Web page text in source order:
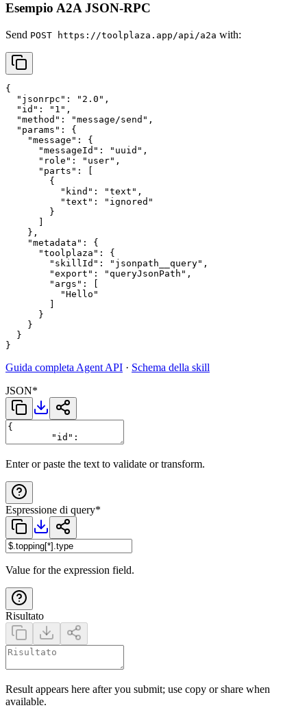
Esempio A2A JSON-RPC
Send POST https://toolplaza.app/api/a2a with:
{
  "jsonrpc": "2.0",
  "id": "1",
  "method": "message/send",
  "params": {
    "message": {
      "messageId": "uuid",
      "role": "user",
      "parts": [
        {
          "kind": "text",
          "text": "ignored"
        }
      ]
    },
    "metadata": {
      "toolplaza": {
        "skillId": "jsonpath__query",
        "export": "queryJsonPath",
        "args": [
          "Hello"
        ]
      }
    }
  }
Guida completa Agent API · Schema della skill
JSON*
Enter or paste the text to validate or transform.
Espressione di query*
Value for the expression field.
Risultato
Result appears here after you submit; use copy or share when
available.